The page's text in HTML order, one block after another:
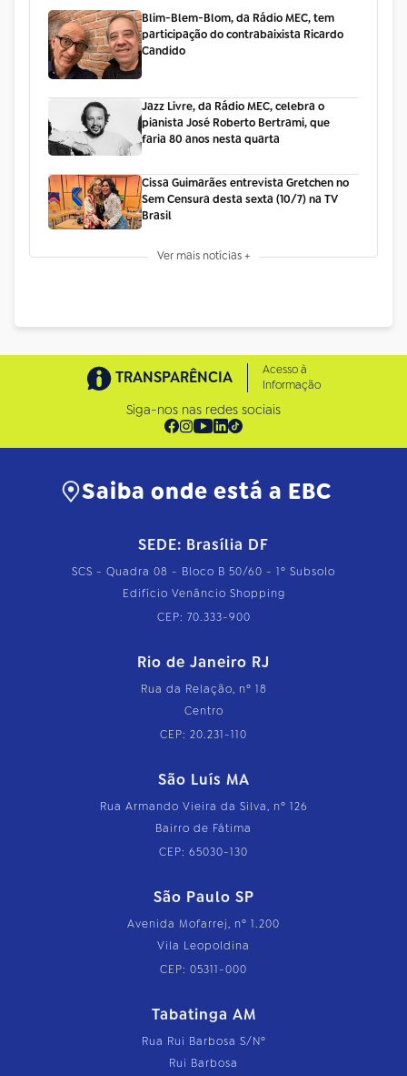
Blim-Blem-Blom, da Rádio MEC, tem
participação do contrabaixista Ricardo
Candido
Jazz Livre, da Rádio MEC, celebra o
pianista José Roberto Bertrami, que
faria 80 anos nesta quarta
Cissa Guimarães entrevista Gretchen no
Sem Censura desta sexta (10/7) na TV
Brasil
Ver mais notícias +
TRANSPARÊNCIA
Acesso à
Informação
Siga-nos nas redes sociais
Saiba onde está a EBC
SEDE: Brasília DF
SCS - Quadra 08 - Bloco B 50/60 - 1º Subsolo
Edifício Venâncio Shopping
CEP: 70.333-900
Rio de Janeiro RJ
Rua da Relação, nº 18
Centro
CEP: 20.231-110
São Luís MA
Rua Armando Vieira da Silva, nº 126
Bairro de Fátima
CEP: 65030-130
São Paulo SP
Avenida Mofarrej, nº 1.200
Vila Leopoldina
CEP: 05311-000
Tabatinga AM
Rua Rui Barbosa S/Nº
Rui Barbosa